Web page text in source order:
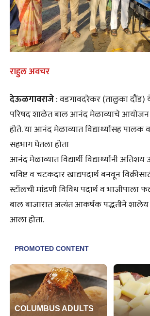
राहुल अवचर
देऊळगावराजे: वडगावदरेकर (तालुका दौंड)
परिषद शाळेत बाल आनंद मेळाव्याचे
होते. या आनंद मेळाव्यात विद्यार्थ्यांसह पालक
सहभाग घेतला होता
आनंद मेळाव्यात विद्यार्थी विद्यार्थ्यांनी
चविष्ट व चटकदार खाद्यपदार्थ बनवून
स्टॉलची मांडणी विविध पदार्थ व भाजीपाला
बाल बाजारात अत्यंत आकर्षक पद्धतीने शालेय
आला होता.